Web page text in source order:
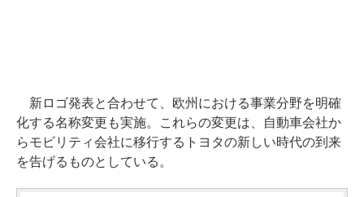
新ロゴ発表と合わせて、欧州における事業分野を明確
化する名称変更も実施。これらの変更は、自動車会社か
らモビリティ会社に移行するトヨタの新しい時代の到来
を告げるものとしている。